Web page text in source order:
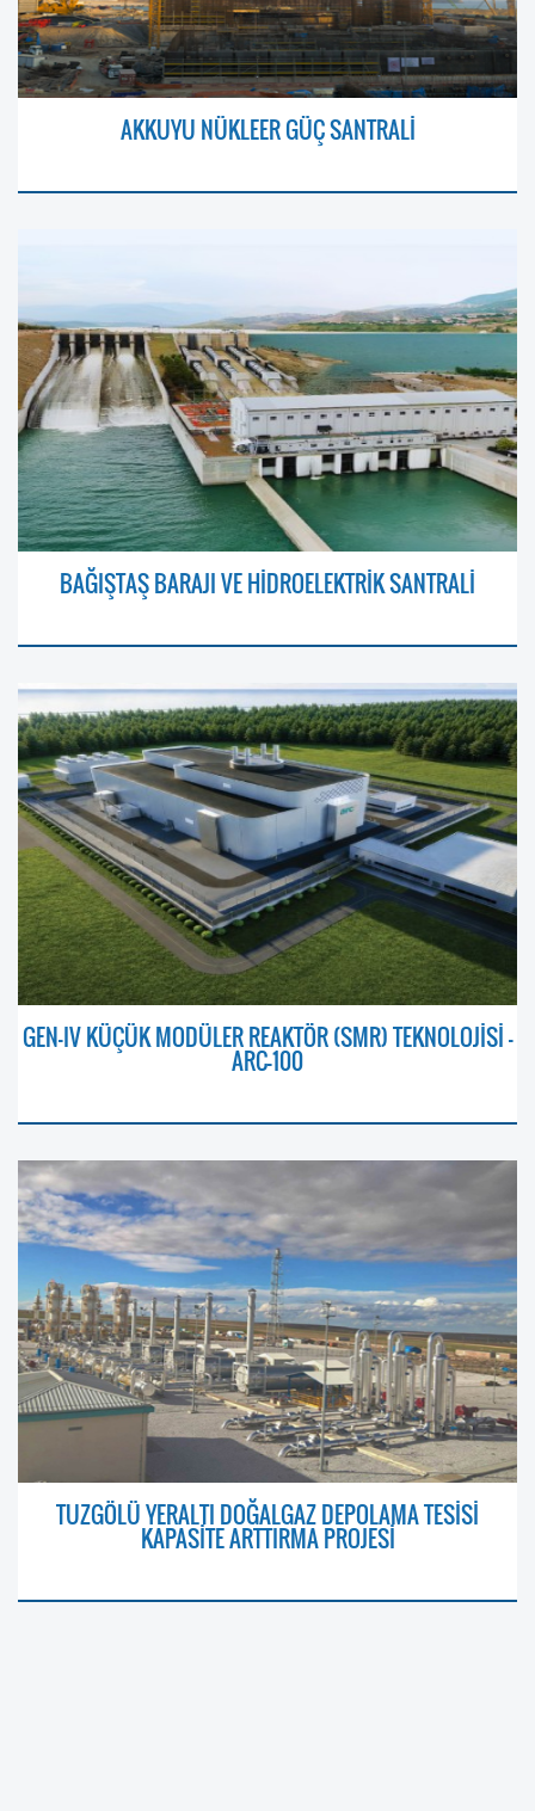
AKKUYU NÜKLEER GÜÇ SANTRALİ
BAĞIŞTAŞ BARAJI VE HİDROELEKTRİK SANTRALİ
GEN-IV KÜÇÜK MODÜLER REAKTÖR (SMR) TEKNOLOJİSİ –
ARC-100
TUZGÖLÜ YERALTI DOĞALGAZ DEPOLAMA TESİSİ
KAPASİTE ARTTIRMA PROJESİ